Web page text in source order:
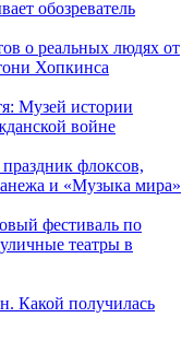
обозреватель
о реальных людях от
Хопкинса
Музей истории
войне
флоксов,
и «Музыка мира»
фестиваль по
театры в
Какой получилась